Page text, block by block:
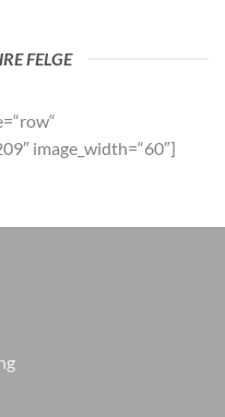
FELGE
image_width=“60″]